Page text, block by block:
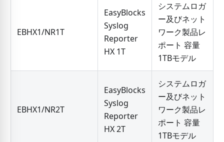
EBHX1/NR1T
EasyBlocks
Syslog
Reporter
HX 1T
システムロガ
ー及びネット
ワーク製品レ
ポート 容量
1TBモデル
EBHX1/NR2T
EasyBlocks
Syslog
Reporter
HX 2T
システムロガ
ー及びネット
ワーク製品レ
ポート 容量
1TBモデル